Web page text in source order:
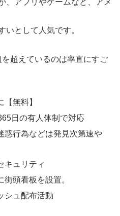
、アプリやゲームなど、アメ
いとして人気です。
超えているのは率直にすご
無料】
日の有人体制で対応
惑行為などは発見次第速や
キュリティ
頭看板を設置。
シュ配布活動